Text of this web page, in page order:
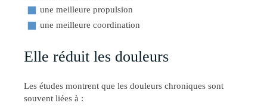
une meilleure propulsion
une meilleure coordination
Elle réduit les douleurs
Les études montrent que les douleurs chroniques sont
souvent liées à :